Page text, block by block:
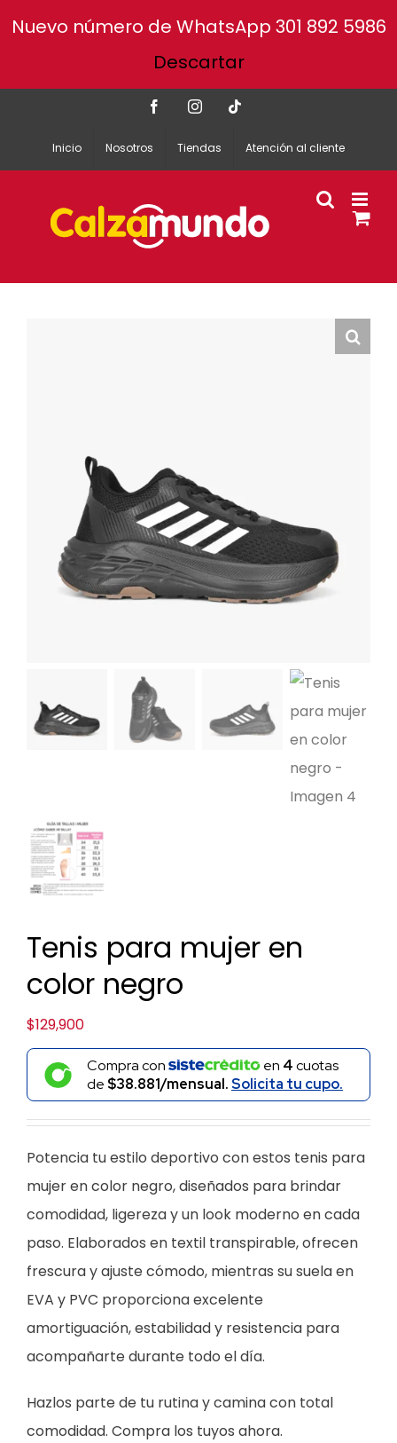
Nuevo número de WhatsApp 301 892 5986
Descartar
FacebookInstagramTiktok
Inicio Nosotros Tiendas Atención al cliente
Tenis para mujer en
color negro
$129,900
Compra con en 4cuotas
de $38.881/mensual.Solicita tu cupo.
Potencia tu estilo deportivo con estos tenis para
mujer en color negro, diseñados para brindar
comodidad, ligereza y un look moderno en cada
paso. Elaborados en textil transpirable, ofrecen
frescura y ajuste cómodo, mientras su suela en
EVA y PVC proporciona excelente
amortiguación, estabilidad y resistencia para
acompañarte durante todo el día.
Hazlos parte de tu rutina y camina con total
comodidad. Compra los tuyos ahora.